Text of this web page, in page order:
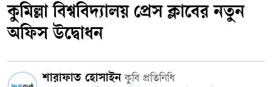
‎কুমিল্লা বিশ্ববিদ্যালয় প্রেস ক্লাবের নতুন
অফিস উদ্বোধন
শারাফাত হোসাইনকুবি প্রতিনিধি